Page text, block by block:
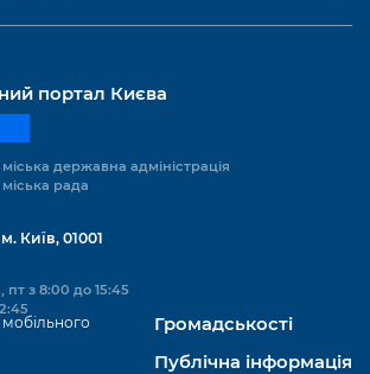
портал Києва
міська державна адміністрація
міська рада
Київ, 01001
пт з 8:00 до 15:45
мобільного
Громадськості
Публічна інформація